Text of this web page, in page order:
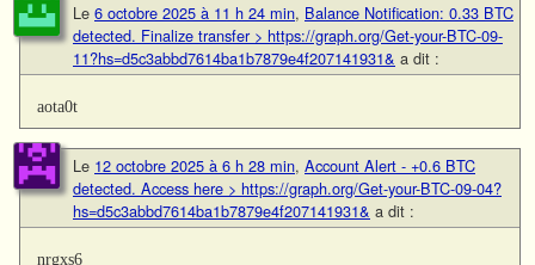
Le 6 octobre 2025 à 11 h 24 min, Balance Notification: 0.33 BTC
detected. Finalize transfer > https://graph.org/Get-your-BTC-09-
11?hs=d5c3abbd7614ba1b7879e4f207141931& a dit :
aota0t
Le 12 octobre 2025 à 6 h 28 min, Account Alert - +0.6 BTC
detected. Access here > https://graph.org/Get-your-BTC-09-04?
hs=d5c3abbd7614ba1b7879e4f207141931& a dit :
nrgxs6